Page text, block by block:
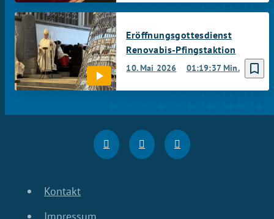
bookmark_border
10. Mai 2026 01:19:37 Min.
Eröffnungsgottesdienst
Renovabis-Pfingstaktion
Kontakt